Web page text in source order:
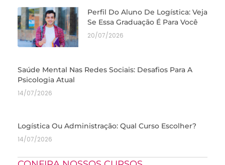
Perfil Do Aluno De Logística: Veja
Se Essa Graduação É Para Você
20/07/2026
Saúde Mental Nas Redes Sociais: Desafios Para A
Psicologia Atual
14/07/2026
Logística Ou Administração: Qual Curso Escolher?
14/07/2026